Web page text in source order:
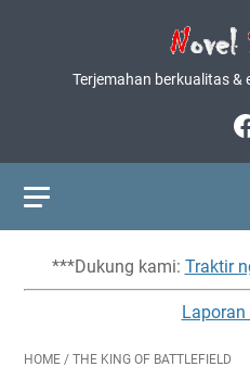
Terjemahan berkualitas &
***Dukung kami: Traktir
Laporan
HOME / THE KING OF BATTLEFIELD